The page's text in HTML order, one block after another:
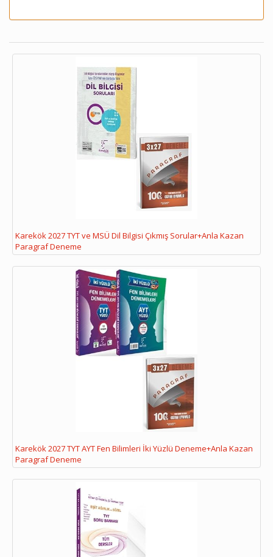
Karekök 2027 TYT ve MSÜ Dil Bilgisi Çıkmış Sorular+Anla Kazan
Paragraf Deneme
Karekök 2027 TYT AYT Fen Bilimleri İki Yüzlü Deneme+Anla Kazan
Paragraf Deneme